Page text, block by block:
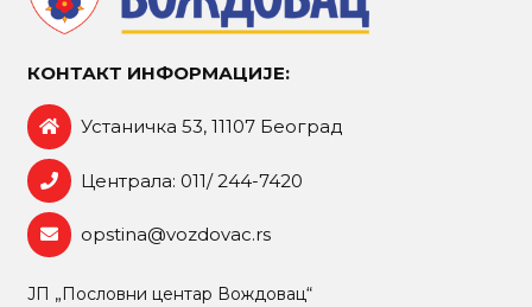
КОНТАКТ ИНФОРМАЦИЈЕ:
Устаничка 53, 11107 Београд
Централа: 011/ 244-7420
opstina@vozdovac.rs
ЈП „Пословни центар Вождовац“